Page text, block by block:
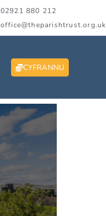
02921 880 212
office@theparishtrust.org.uk
CYFRANNU